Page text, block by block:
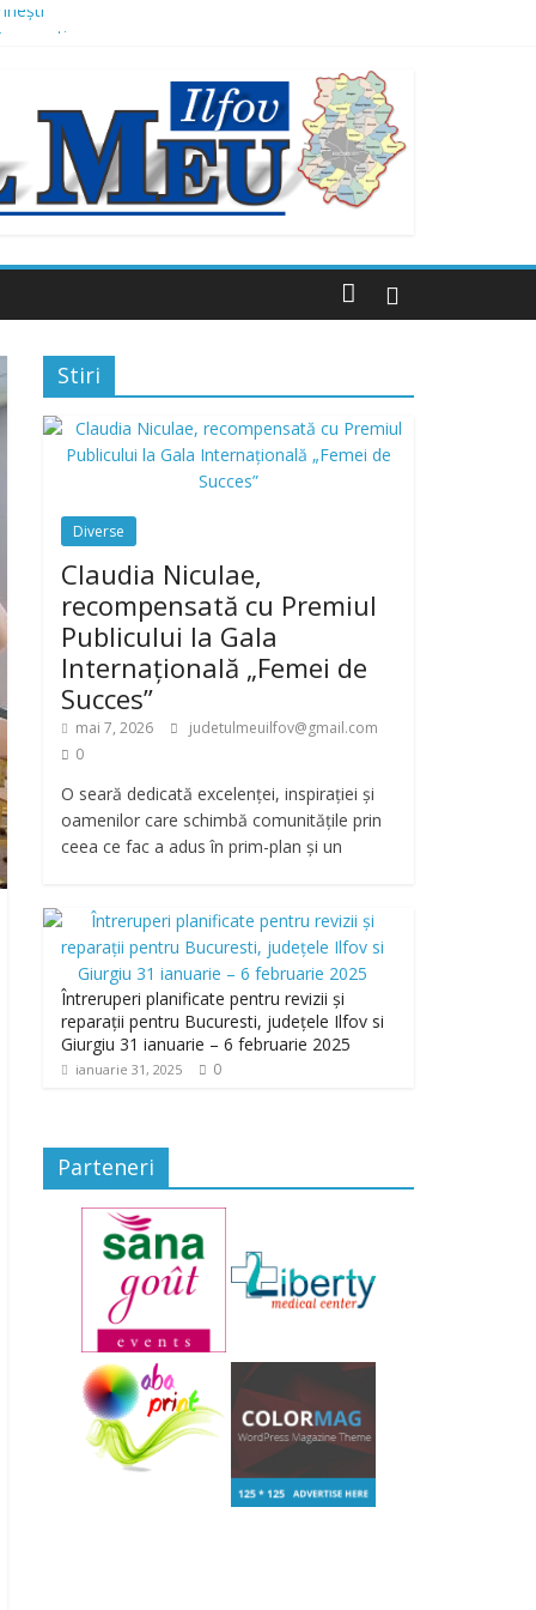
de lei, finanțat prin AFM
Stiri
Diverse
Claudia Niculae,
recompensată cu Premiul
Publicului la Gala
Internațională „Femei de
Succes”
mai 7, 2026
judetulmeuilfov@gmail.com
0
O seară dedicată excelenței, inspirației și
oamenilor care schimbă comunitățile prin
ceea ce fac a adus în prim-plan și un
Întreruperi planificate pentru revizii și
reparații pentru Bucuresti, județele Ilfov si
Giurgiu 31 ianuarie – 6 februarie 2025
ianuarie 31, 2025 0
Parteneri